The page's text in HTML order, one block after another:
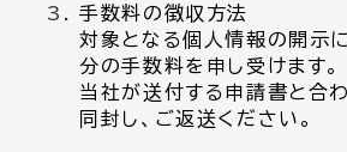
手数料の徴収方法
対象となる個人情報の開示
分の手数料を申し受けます。
当社が送付する申請書と合
同封し、ご返送ください。